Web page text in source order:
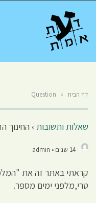
דף הבית »
Question
שאלות ותשובות › החינוך
14 שנים • admin
קראתי באתר זה את
טרי,מלפני ימים מספר.